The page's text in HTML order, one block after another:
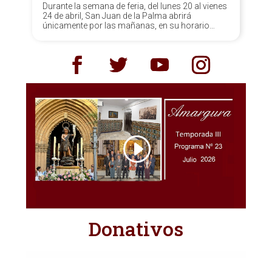
Durante la semana de feria, del lunes 20 al vienes
24 de abril, San Juan de la Palma abrirá
únicamente por las mañanas, en su horario
Donativos